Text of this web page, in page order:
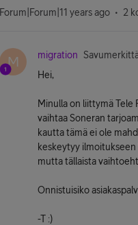
Forum|Forum|11 years ago 2
M migration
Hei,
Minulla on liittymä Tele
vaihtaa Soneran
kautta tämä ei ole
keskeytyy
mutta tällaista
Onnistuisiko
-T :)